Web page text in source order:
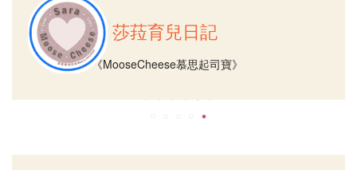
莎菈育兒日記
《MooseCheese慕思起司寶》